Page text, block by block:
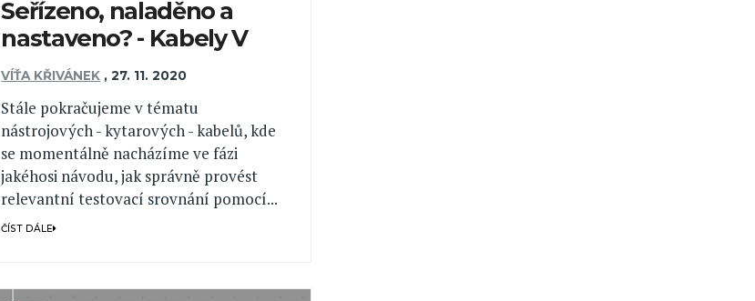
Seřízeno, naladěno a
nastaveno? - Kabely V
VÍŤA KŘIVÁNEK ,27. 11. 2020
Stále pokračujeme v tématu
nástrojových - kytarových - kabelů, kde
se momentálně nacházíme ve fázi
jakéhosi návodu, jak správně provést
relevantní testovací srovnání pomocí...
ČÍST DÁLE